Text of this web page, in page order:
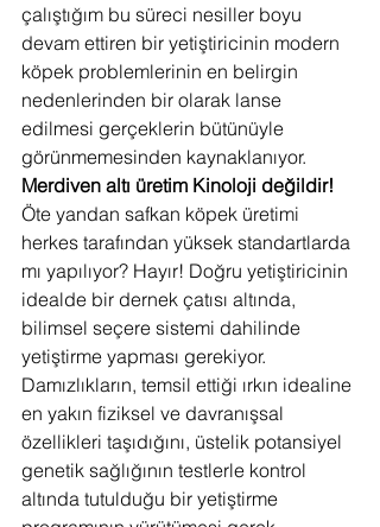
çalıştığım bu süreci nesiller boyu
devam ettiren bir yetiştiricinin modern
köpek problemlerinin en belirgin
nedenlerinden bir olarak lanse
edilmesi gerçeklerin bütünüyle
görünmemesinden kaynaklanıyor.
Merdiven altı üretim Kinoloji değildir!
Öte yandan safkan köpek üretimi
herkes tarafından yüksek standartlarda
mı yapılıyor? Hayır! Doğru yetiştiricinin
idealde bir dernek çatısı altında,
bilimsel seçere sistemi dahilinde
yetiştirme yapması gerekiyor.
Damızlıkların, temsil ettiği ırkın idealine
en yakın fiziksel ve davranışsal
özellikleri taşıdığını, üstelik potansiyel
genetik sağlığının testlerle kontrol
altında tutulduğu bir yetiştirme